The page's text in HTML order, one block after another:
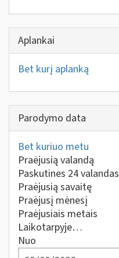
Aplankai
Bet kurį aplanką
Parodymo data
Bet kuriuo metu
Praėjusią valandą
Paskutines 24 valandas
Praėjusią savaitę
Praėjusį mėnesį
Praėjusiais metais
Laikotarpyje…
Nuo